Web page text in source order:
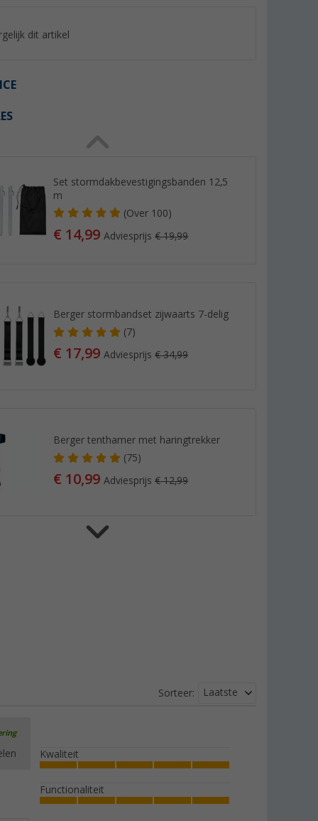
dit artikel
Set stormdakbevestigingsbanden 12,5
m
(Over 100)
€ 14,99Adviesprijs€ 19,99
Berger stormbandset zijwaarts 7-delig
(7)
€ 17,99Adviesprijs€ 34,99
Berger tenthamer met haringtrekker
(75)
€ 10,99Adviesprijs€ 12,99
Reflecterende scheerlijnSorteer: Laatste
Kwaliteit
Functionaliteit